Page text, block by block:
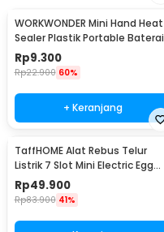
WORKWONDER Mini Hand Heat
Sealer Plastik Portable Baterai
AA - LX2000A
Rp9.300
Rp22.900 60%
+ Keranjang
TaffHOME Alat Rebus Telur
Listrik 7 Slot Mini Electric Egg
Cooker 350W - YS-203
Rp49.900
Rp83.900 41%